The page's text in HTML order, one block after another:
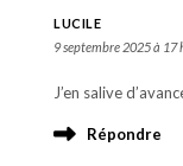
LUCILE
9 septembre 2025 à 17
J’en salive
Répondre